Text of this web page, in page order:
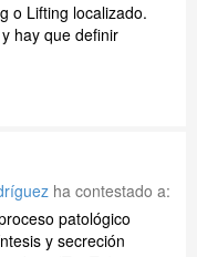
o Lifting localizado.
hay que definir
ha contestado a:
patológico
y secreción